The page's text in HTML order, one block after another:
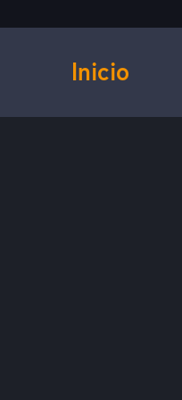
Inicio